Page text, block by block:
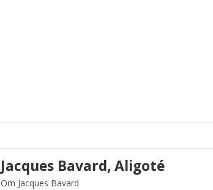
Jacques Bavard, Aligoté
Om Jacques Bavard